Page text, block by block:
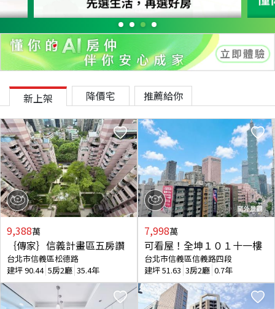
新上架 降價宅 推薦給你
9,388萬
｛傳家｝信義計畫區五房讚
台北市信義區松德路
建坪90.44 5房2廳 35.4年
7,998萬
可看屋！全坤１０１十一樓
台北市信義區信義路四段
建坪51.63 3房2廳 0.7年